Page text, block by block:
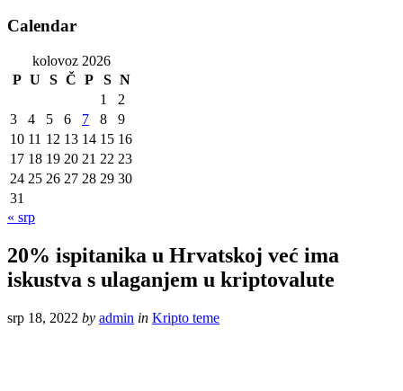
Calendar
kolovoz 2026
P U S Č P S N
1
2
3
4 5 6 7 8
9
10 11 12 13 14 15 16
17 18 19 20 21 22 23
24 25 26 27 28 29 30
31
« srp
20% ispitanika u Hrvatskoj već ima
iskustva s ulaganjem u kriptovalute
srp 18, 2022 by admin in Kripto teme